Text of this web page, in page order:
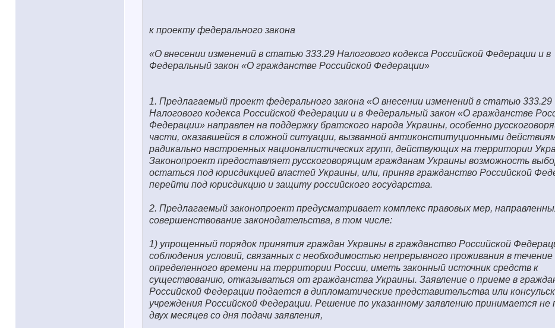
к проекту федерального закона
«О внесении изменений в статью 333.29 Налогового кодекса Российской Федерации и в
Федеральный закон «О гражданстве Российской Федерации»
1. Предлагаемый проект федерального закона «О внесении изменений в статью 333.29
Налогового кодекса Российской Федерации и в Федеральный закон «О гражданстве
Федерации» направлен на поддержку братского народа Украины, особенно
части, оказавшейся в сложной ситуации, вызванной антиконституционными
радикально настроенных националистических групп, действующих на территории
Законопроект предоставляет русскоговорящим гражданам Украины возможность
остаться под юрисдикцией властей Украины, или, приняв гражданство Российской
перейти под юрисдикцию и защиту российского государства.
2. Предлагаемый законопроект предусматривает комплекс правовых мер,
совершенствование законодательства, в том числе:
1) упрощенный порядок принятия граждан Украины в гражданство Российской
соблюдения условий, связанных с необходимостью непрерывного проживания в течение
определенного времени на территории России, иметь законный источник средств к
существованию, отказываться от гражданства Украины. Заявление о приеме в
Российской Федерации подается в дипломатические представительства или
учреждения Российской Федерации. Решение по указанному заявлению принимается не
двух месяцев со дня подачи заявления,